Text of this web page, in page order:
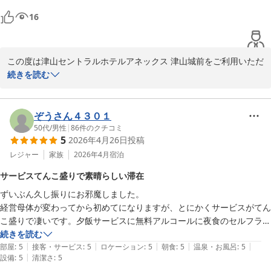
津山セントラルホテルアネックス津山城前
フロント　平岡
【駐車場無料】★高橋英樹＆真麻一押しプラン★朝食無料バイキン
津山セントラルホテル アネックス 津山城前（ＢＢＨホテルグル
ープ）
2026-05-23
※当館では、無料の軽食サービスを開始しました。
カレー（※数量限定）、すき焼き丼・親子丼・牛丼・中華丼の4種
また、ドリンクサーバー（ソフトドリンクやアルコール割り対応）
16時から24時までご利用いただけます。
ミニラーメン、スープ各種、紅茶、コーヒーなどもご用意しており
ます。
どうぞご滞在中にご利用くださいませ。
さらに、客室にはスマートテレビを導入しており、
YouTubeなどのネット動画もお楽しみいただけます。
ぜひごゆっくりとお過ごしください。
津山セントラルホテルアネックス津山城前
フロント　平岡
16
この度は津山セントラルホテルアネックス 津山城前をご利用いただ
き、誠にありがとうございます。
このたびは、換気設備の音や枕につきまして、ご期待に沿えずご不
便をおかけしましたこと、誠に申し訳ございませんでした。
特に換気設備の音により、ごゆっくりお休みいただけなかったとの
こと、心よりお詫び申し上げます。
い、改善に努めてまいります。
また、枕につきましても貴重なご意見として今後の設備改善の参考
とさせていただきます。
せっかく近隣の飲食店などもお楽しみいただけたにもかかわらず、
ご滞在全体としてご満足いただける結果とならず、大変残念に存じ
続きを読む
ぞうさん４３０１
50代/男性 |86件のクチコミ
5 2026年4月26日投稿
レジャー 家族 2026年4月宿泊
サービスてんこ盛りで素晴らしい滞在
ずいぶん久し振りにお邪魔しました。
経営母体が変わってから初めてになりますが、とにかくサービスがてん
こ盛りで凄いです。夕飯サービスに無料アルコールに夜食のセルフラー
メンまで言う事なしです。朝食も美味しくいただきました。
スタッフの皆様方の接客も素晴らしくて言う事なしです。
続きを読む
部屋: 5 | 接客・サービス: 5 | ロケーション: 5 | 朝食: 5 | 温泉・お風呂: 5 |
設備: 5 | 清潔さ: 5